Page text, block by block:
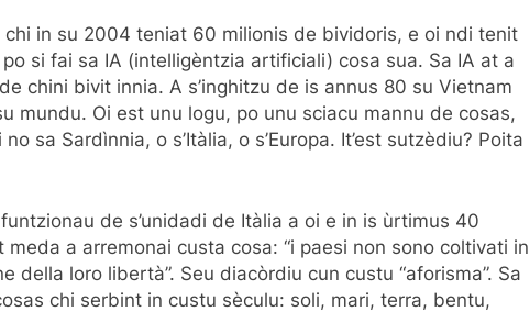
in su 2004 teniat 60 milionis de bividoris, e oi ndi tenit
si fai sa IA (intelligèntzia artificiali) cosa sua. Sa IA at a
chini bivit innia. A s’inghitzu de is annus 80 su Vietnam
mundu. Oi est unu logu, po unu sciacu mannu de cosas,
sa Sardìnnia, o s’Itàlia, o s’Europa. It’est sutzèdiu? Poita
de s’unidadi de Itàlia a oi e in is ùrtimus 40
a arremonai custa cosa: “i paesi non sono coltivati in
della loro libertà”. Seu diacòrdiu cun custu “aforisma”. Sa
chi serbint in custu sèculu: soli, mari, terra, bentu,